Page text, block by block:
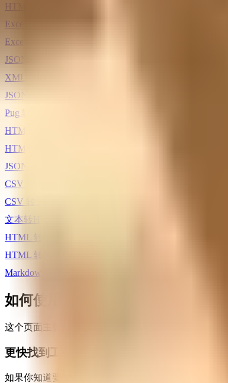
HTML 转 Excel
Excel 转 HTML
Excel 转 JSON
JSON 转 Excel
XML 转 JSON
JSON 转 XML
Pug 转 HTML
HTML 转 CSV
HTML 转 JSON
JSON 转 HTML
CSV 转 HTML
CSV 转 JSON
文本转HTML
HTML 转文本
HTML 转 Markdown
Markdown 转 HTML
如何使用这个工具聚合页
这个页面主要用于快速找工具：已知需求可直接搜索
更快找到工具
如果你知道要做什么，优先使用搜索；如果在探索阶